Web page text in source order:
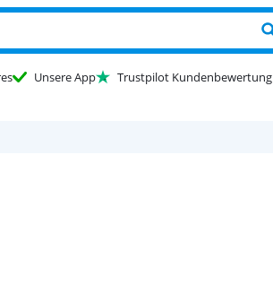
Unsere App Trustpilot Kundenbewertung